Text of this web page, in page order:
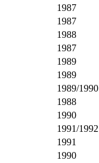
1987
1987
1988
1987
1989
1989
1989/1990
1988
1990
1991/1992
1991
1990